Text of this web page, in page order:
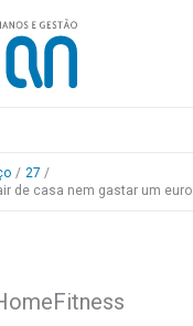
27
de casa nem gastar um euro